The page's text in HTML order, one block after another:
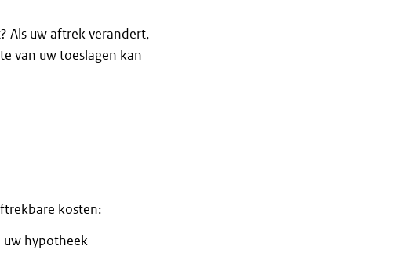
Als uw aftrek verandert,
van uw toeslagen kan
kosten:
uw hypotheek